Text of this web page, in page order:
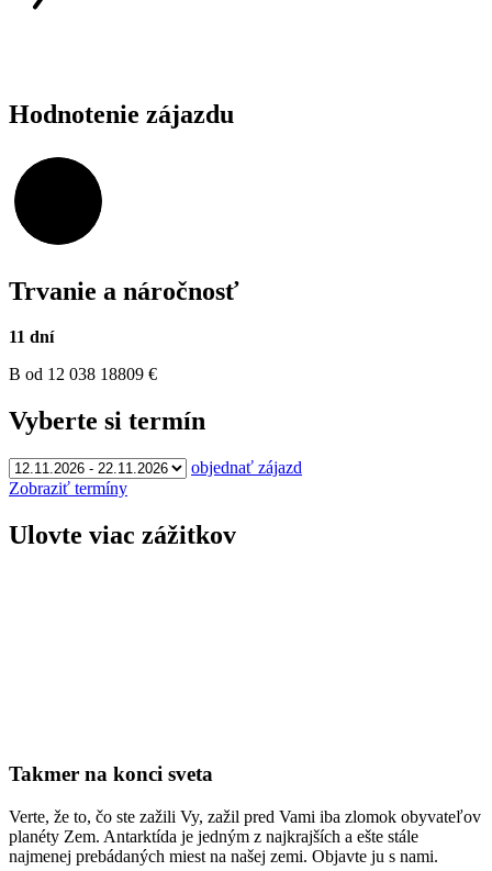
Hodnotenie zájazdu
Trvanie a náročnosť
11 dní
B od 12 038 18809 €
Vyberte si termín
objednať zájazd
Zobraziť termíny
Ulovte viac zážitkov
Takmer na konci sveta
Verte, že to, čo ste zažili Vy, zažil pred Vami iba zlomok obyvateľov
planéty Zem. Antarktída je jedným z najkrajších a ešte stále
najmenej prebádaných miest na našej zemi. Objavte ju s nami.